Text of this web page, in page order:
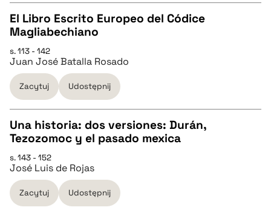
BIBTEX
pobierz cytat
CZYSTY TEKST
pobierz cytat
BIBTEX
pobierz cytat
El Libro Escrito Europeo del Códice
Magliabechiano
s. 113 - 142
Juan José Batalla Rosado
Zacytuj Udostępnij
CZYSTY TEKST
pobierz cytat
Una historia: dos versiones: Durán,
Tezozomoc y el pasado mexica
s. 143 - 152
José Luis de Rojas
Zacytuj Udostępnij